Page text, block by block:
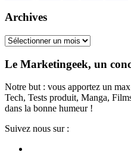
Archives
Archives
Le Marketingeek, un
Notre but : vous apportez un
Tech, Tests produit, Manga,
dans la bonne humeur !
Suivez nous sur :